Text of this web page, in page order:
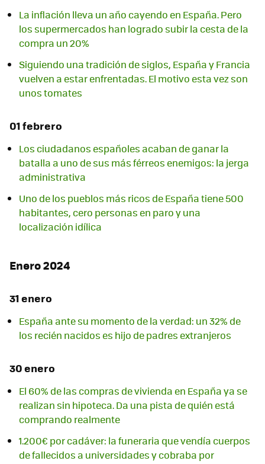
La inflación lleva un año cayendo en España. Pero
los supermercados han logrado subir la cesta de la
compra un 20%
Siguiendo una tradición de siglos, España y Francia
vuelven a estar enfrentadas. El motivo esta vez son
unos tomates
01 febrero
Los ciudadanos españoles acaban de ganar la
batalla a uno de sus más férreos enemigos: la jerga
administrativa
Uno de los pueblos más ricos de España tiene 500
habitantes, cero personas en paro y una
localización idílica
Enero 2024
31 enero
España ante su momento de la verdad: un 32% de
los recién nacidos es hijo de padres extranjeros
30 enero
El 60% de las compras de vivienda en España ya se
realizan sin hipoteca. Da una pista de quién está
comprando realmente
1.200€ por cadáver: la funeraria que vendía cuerpos
de fallecidos a universidades y cobraba por